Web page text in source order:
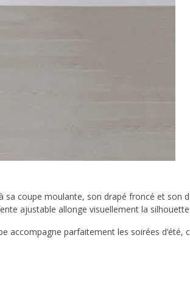
sa coupe moulante, son drapé froncé et son
ajustable allonge visuellement la silhouette.
accompagne parfaitement les soirées d’été,